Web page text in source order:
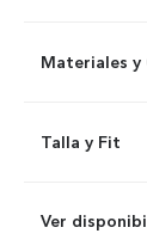
Materiales y
Talla y Fit
Ver